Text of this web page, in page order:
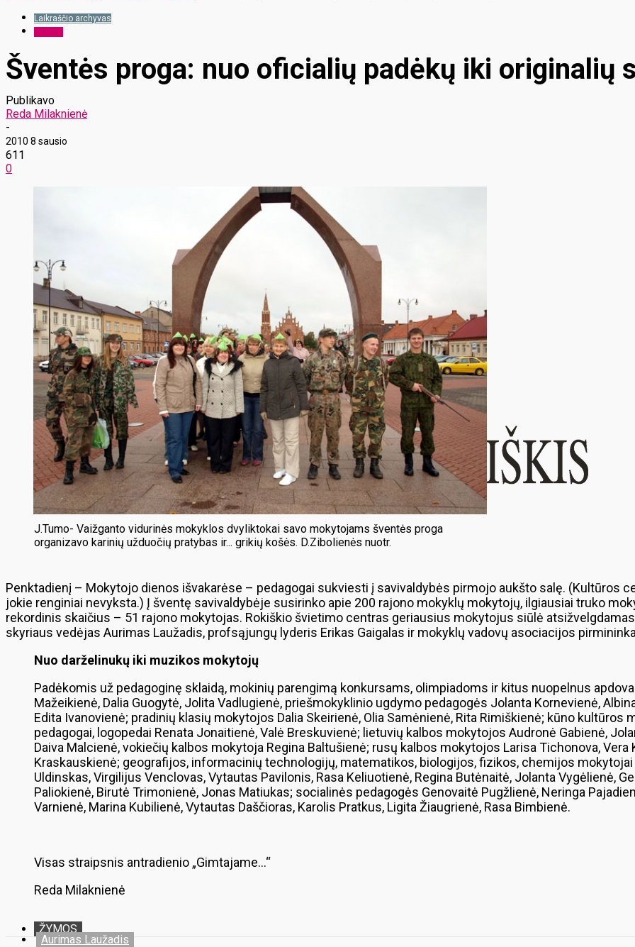
Laikraščio archyvas
Šventės proga: nuo oficialių padėkų iki originalių
Publikavo
Reda Milaknienė
-
2010 8 sausio
611
0
J.Tumo- Vaižganto vidurinės mokyklos dvyliktokai savo mokytojams šventės proga
organizavo karinių užduočių pratybas ir... grikių košės. D.Zibolienės nuotr.
Penktadienį – Mokytojo dienos išvakarėse – pedagogai sukviesti į savivaldybės pirmojo aukšto salę. (Kultūros
jokie renginiai nevyksta.) Į šventę savivaldybėje susirinko apie 200 rajono mokyklų mokytojų, ilgiausiai truko
rekordinis skaičius – 51 rajono mokytojas. Rokiškio švietimo centras geriausius mokytojus siūlė
skyriaus vedėjas Aurimas Laužadis, profsąjungų lyderis Erikas Gaigalas ir mokyklų vadovų asociacijos
Nuo darželinukų iki muzikos mokytojų
Padėkomis už pedagoginę sklaidą, mokinių parengimą konkursams, olimpiadoms ir kitus nuopelnus
Mažeikienė, Dalia Guogytė, Jolita Vadlugienė, priešmokyklinio ugdymo pedagogės Jolanta Kornevienė,
Edita Ivanovienė; pradinių klasių mokytojos Dalia Skeirienė, Olia Samėnienė, Rita Rimiškienė; kūno
pedagogai, logopedai Renata Jonaitienė, Valė Breskuvienė; lietuvių kalbos mokytojos Audronė Gabienė,
Daiva Malcienė, vokiečių kalbos mokytoja Regina Baltušienė; rusų kalbos mokytojos Larisa Tichonova,
Kraskauskienė; geografijos, informacinių technologijų, matematikos, biologijos, fizikos, chemijos mokytojai
Uldinskas, Virgilijus Venclovas, Vytautas Pavilonis, Rasa Keliuotienė, Regina Butėnaitė, Jolanta Vygėlienė,
Paliokienė, Birutė Trimonienė, Jonas Matiukas; socialinės pedagogės Genovaitė Pugžlienė, Neringa
Varnienė, Marina Kubilienė, Vytautas Daščioras, Karolis Pratkus, Ligita Žiaugrienė, Rasa Bimbienė.
Visas straipsnis antradienio „Gimtajame…“
Reda Milaknienė
ŽYMOS
Aurimas Laužadis